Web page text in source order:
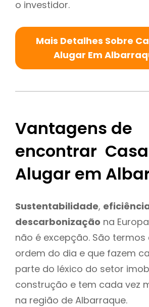
o investidor.
Mais Detalhes Sobre
Alugar Em
Vantagens de
encontrar
Alugar em
Sustentabilidade,
descarbonização na
não é excepção. São
ordem do dia e que fazem
parte do léxico do setor
construção e tem cada vez
na região de Albarraque.